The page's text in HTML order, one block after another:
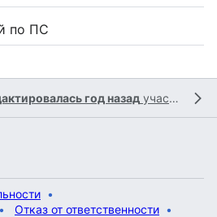
по ПС
год назад участником
Отказ от ответственности